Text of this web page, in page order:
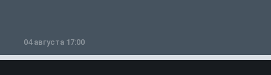
04 августа 17:00